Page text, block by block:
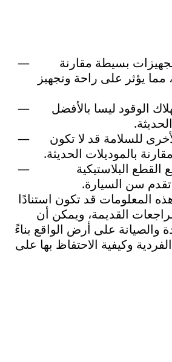
بسيطة مقارنة
مما يؤثر على راحة وتجهيز
الوقود ليسا بالأفضل
للسلامة قد لا تكون
بالموديلات الحديثة.
البلاستيكية
سن السيارة.
المعلومات قد تكون استنادًا
القديمة، ويمكن أن
والصيانة على أرض الواقع بناءً
وكيفية الاحتفاظ بها على